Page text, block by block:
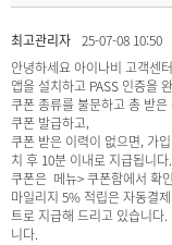
최고관리자 25-07-08 10:50
안녕하세요 아이나비 고객센
앱을 설치하고 PASS 인증을
쿠폰 종류를 불문하고 총 받
쿠폰 발급하고,
쿠폰 받은 이력이 없으면, 가
치 후 10분 이내로 지급됩니다.
쿠폰은 메뉴> 쿠폰함에서 확
마일리지 5% 적립은 자동결
트로 지급해 드리고 있습니다
니다.